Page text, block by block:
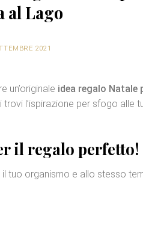
al Lago
2021
un’originale idea regalo Natale
l’ispirazione per sfogo alle
il regalo perfetto!
tuo organismo e allo stesso